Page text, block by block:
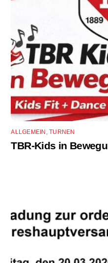
ALLGEMEIN ,TURNEN
TBR-Kids in